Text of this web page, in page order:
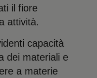
il fiore
attività.
capacità
dei materiali e
a materie